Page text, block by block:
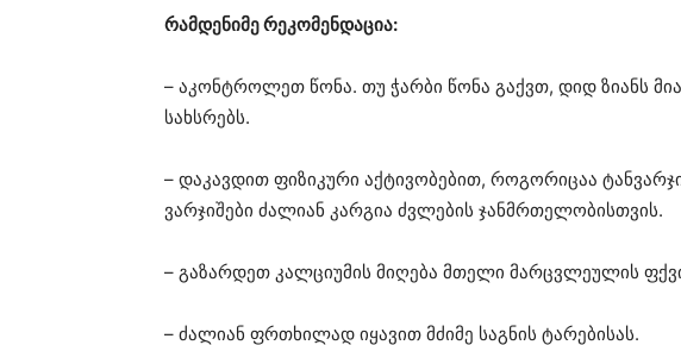
რამდენიმე რეკომენდაცია:
– აკონტროლეთ წონა. თუ ჭარბი წონა გაქვთ, დიდ ზიანს
სახსრებს.
– დაკავდით ფიზიკური აქტივობებით, როგორიცაა
ვარჯიშები ძალიან კარგია ძვლების ჯანმრთელობისთვის.
– გაზარდეთ კალციუმის მიღება მთელი მარცვლეულის
– ძალიან ფრთხილად იყავით მძიმე საგნის ტარებისას.